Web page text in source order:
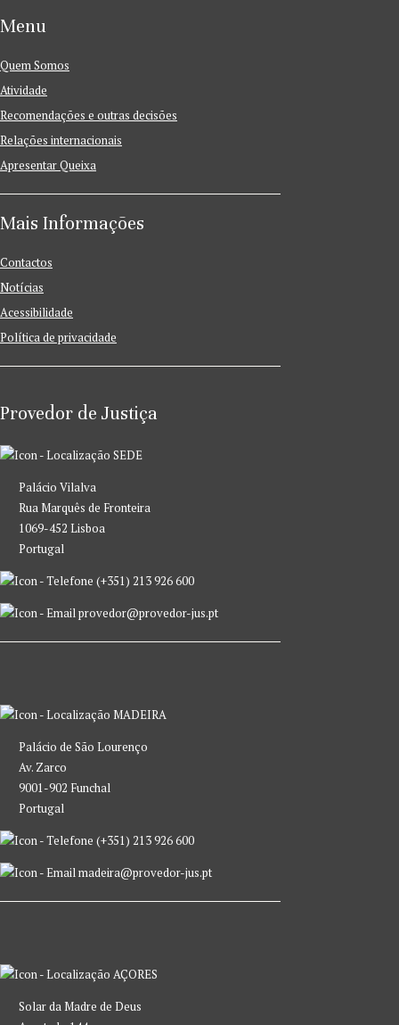
Menu
Quem Somos
Atividade
Recomendações e outras decisões
Relações internacionais
Apresentar Queixa
Mais Informações
Contactos
Notícias
Acessibilidade
Política de privacidade
Provedor de Justiça
SEDE
Palácio Vilalva
Rua Marquês de Fronteira
1069-452 Lisboa
Portugal
(+351) 213 926 600
provedor@provedor-jus.pt
MADEIRA
Palácio de São Lourenço
Av. Zarco
9001-902 Funchal
Portugal
(+351) 213 926 600
madeira@provedor-jus.pt
AÇORES
Solar da Madre de Deus